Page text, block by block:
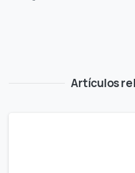
Artículos